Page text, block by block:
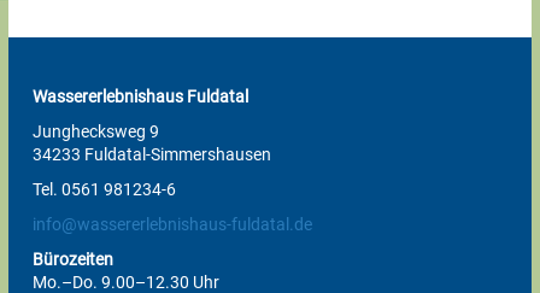
Wassererlebnishaus Fuldatal
Junghecksweg 9
34233 Fuldatal-Simmershausen
Tel. 0561 981234-6
info@wassererlebnishaus-fuldatal.de
Bürozeiten
Mo.–Do. 9.00–12.30 Uhr